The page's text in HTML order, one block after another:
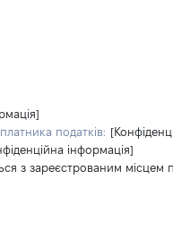
податків:
інформація]
з зареєстрованим місцем